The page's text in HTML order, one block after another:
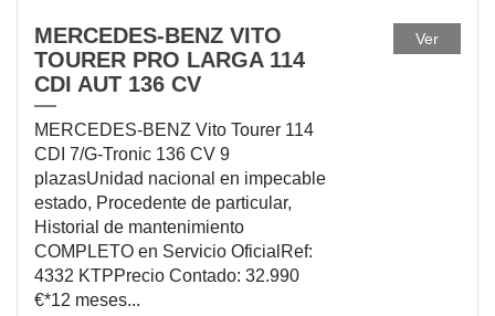
MERCEDES-BENZ VITO
TOURER PRO LARGA 114
CDI AUT 136 CV
MERCEDES-BENZ Vito Tourer 114
CDI 7/G-Tronic 136 CV 9
plazasUnidad nacional en impecable
estado, Procedente de particular,
Historial de mantenimiento
COMPLETO en Servicio OficialRef:
4332 KTPPrecio Contado: 32.990
€*12 meses...
Ver